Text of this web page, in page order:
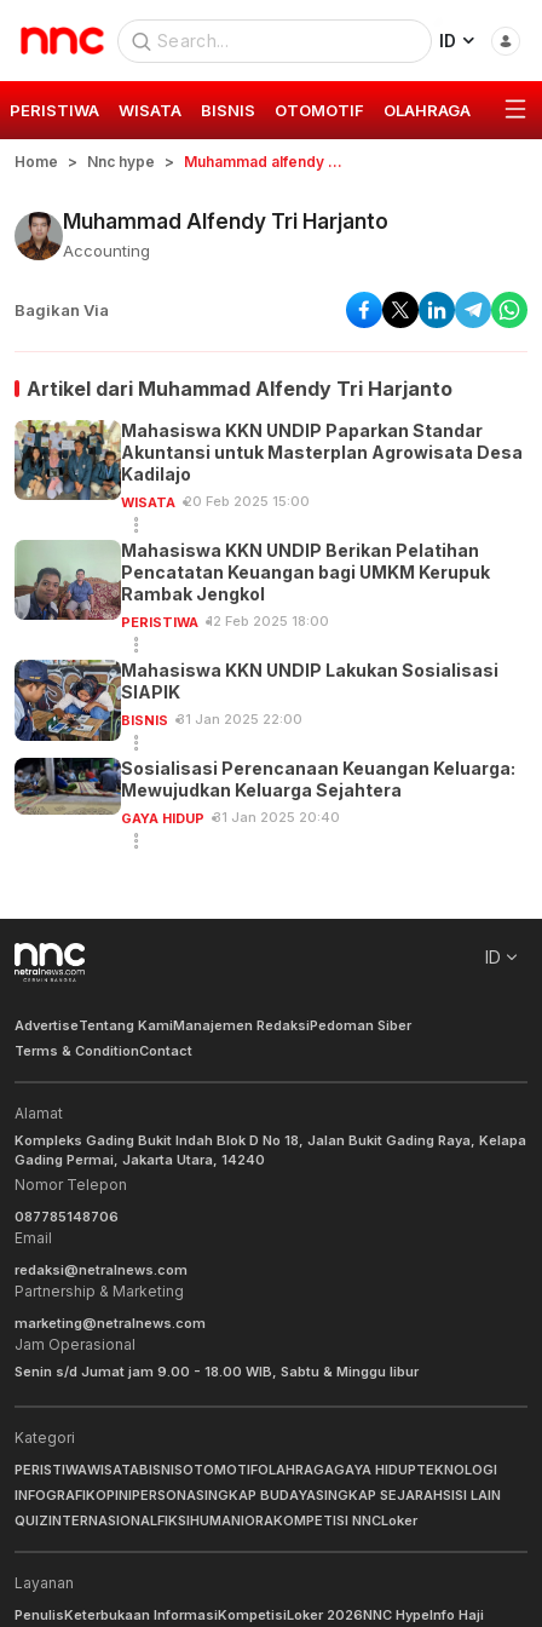
ID
PERISTIWA WISATA BISNIS OTOMOTIF OLAHRAGA GAYA
Home Nnc hype Muhammad alfendy tri harjanto
Muhammad Alfendy Tri Harjanto
Accounting
Bagikan Via
Artikel dari Muhammad Alfendy Tri Harjanto
Mahasiswa KKN UNDIP Paparkan Standar
Akuntansi untuk Masterplan Agrowisata Desa
Kadilajo
WISATA 20 Feb 2025 15:00
Mahasiswa KKN UNDIP Berikan Pelatihan
Pencatatan Keuangan bagi UMKM Kerupuk
Rambak Jengkol
PERISTIWA 12 Feb 2025 18:00
Mahasiswa KKN UNDIP Lakukan Sosialisasi
SIAPIK
BISNIS 31 Jan 2025 22:00
Sosialisasi Perencanaan Keuangan Keluarga:
Mewujudkan Keluarga Sejahtera
GAYA HIDUP 31 Jan 2025 20:40
ID
AdvertiseTentang KamiManajemen RedaksiPedoman Siber
Terms & ConditionContact
Alamat
Kompleks Gading Bukit Indah Blok D No 18, Jalan Bukit Gading Raya, Kelapa
Gading Permai, Jakarta Utara, 14240
Nomor Telepon
087785148706
Email
redaksi@netralnews.com
Partnership & Marketing
marketing@netralnews.com
Jam Operasional
Senin s/d Jumat jam 9.00 - 18.00 WIB, Sabtu & Minggu libur
Kategori
PERISTIWAWISATABISNISOTOMOTIFOLAHRAGAGAYA HIDUPTEKNOLOGI
INFOGRAFIKOPINIPERSONASINGKAP BUDAYASINGKAP SEJARAHSISI LAIN
QUIZINTERNASIONALFIKSIHUMANIORAKOMPETISI NNCLoker
Layanan
PenulisKeterbukaan InformasiKompetisiLoker 2026NNC HypeInfo Haji